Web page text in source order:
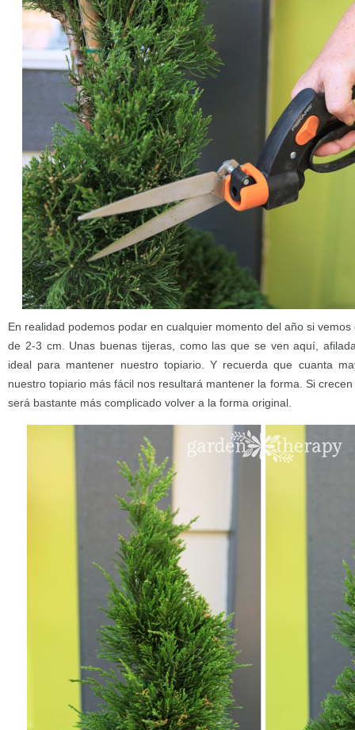
En realidad podemos podar en cualquier momento del año si
de 2-3 cm. Unas buenas tijeras, como las que se ven aquí,
ideal para mantener nuestro topiario. Y recuerda que cuanta
nuestro topiario más fácil nos resultará mantener la forma. Si
será bastante más complicado volver a la forma original.